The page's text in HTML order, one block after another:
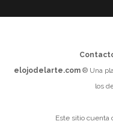
elojodelarte.com® Una
los
Este sitio cuenta